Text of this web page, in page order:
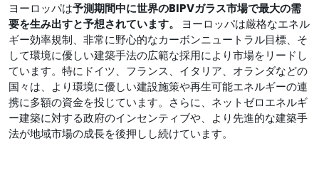
ヨーロッパは予測期間中に世界のBIPVガラス市場で最大の需
要を生み出すと予想されています。 ヨーロッパは厳格なエネル
ギー効率規制、非常に野心的なカーボンニュートラル目標、そ
して環境に優しい建築手法の広範な採用により市場をリードし
ています。特にドイツ、フランス、イタリア、オランダなどの
国々は、より環境に優しい建設施策や再生可能エネルギーの連
携に多額の資金を投じています。さらに、ネットゼロエネルギ
ー建築に対する政府のインセンティブや、より先進的な建築手
法が地域市場の成長を後押しし続けています。